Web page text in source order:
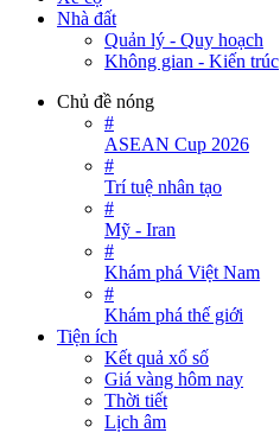
Nhà đất
Quản lý - Quy hoạch
Không gian - Kiến trúc
Chủ đề nóng
#
ASEAN Cup 2026
#
Trí tuệ nhân tạo
#
Mỹ - Iran
#
Khám phá Việt Nam
#
Khám phá thế giới
Tiện ích
Kết quả xổ số
Giá vàng hôm nay
Thời tiết
Lịch âm